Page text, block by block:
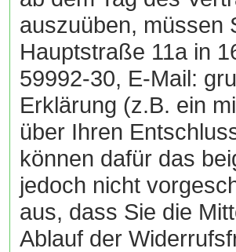
auszuüben, müssen
Hauptstraße 11a in
59992-30, E-Mail:
Erklärung (z.B. ein
über Ihren
können dafür das
jedoch nicht
aus, dass Sie die
Ablauf der